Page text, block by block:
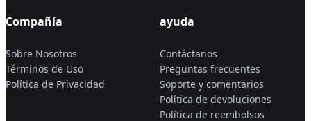
Compañía
Sobre Nosotros
Términos de Uso
Política de Privacidad
ayuda
Contáctanos
Preguntas frecuentes
Soporte y comentarios
Política de devoluciones
Política de reembolsos